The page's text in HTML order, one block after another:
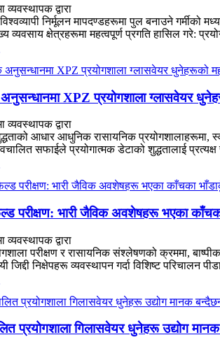
द्वारा
निर्मूलन मापदण्डहरूमा पुल बनाउने गर्मीको
व्यवसाय क्षेत्रहरूमा महत्वपूर्ण प्रगति हासिल गरे:
XPZ प्रयोगशाला ग्लासवेयर
द्वारा
आधार आधुनिक रासायनिक प्रयोगशालाहरूमा,
सफाईले प्रयोगात्मक डेटाको शुद्धतालाई
परीक्षण: भारी जैविक अवशेषहरू भएका
द्वारा
परीक्षण र रासायनिक संश्लेषणको क्रममा,
जिद्दी निक्षेपहरू व्यवस्थापन गर्दा विशिष्ट परिचालन
प्रयोगशाला गिलासवेयर धुनेहरू उद्योग